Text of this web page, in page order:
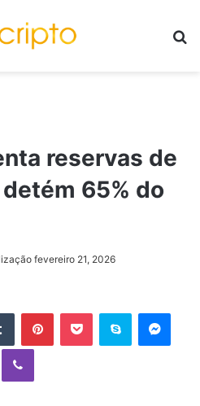
reservas de
65% do
fevereiro 21, 2026
Tumblr PinterestPocket Skype
Viber